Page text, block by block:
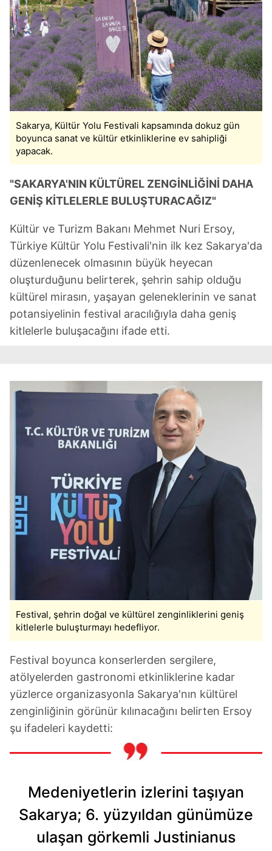
Sakarya, Kültür Yolu Festivali kapsamında dokuz gün
boyunca sanat ve kültür etkinliklerine ev sahipliği
yapacak.
"SAKARYA'NIN KÜLTÜREL ZENGİNLİĞİNİ DAHA
GENİŞ KİTLELERLE BULUŞTURACAĞIZ"
Kültür ve Turizm Bakanı Mehmet Nuri Ersoy,
Türkiye Kültür Yolu Festivali'nin ilk kez Sakarya'da
düzenlenecek olmasının büyük heyecan
oluşturduğunu belirterek, şehrin sahip olduğu
kültürel mirasın, yaşayan geleneklerinin ve sanat
potansiyelinin festival aracılığıyla daha geniş
kitlelerle buluşacağını ifade etti.
Festival, şehrin doğal ve kültürel zenginliklerini geniş
kitlelerle buluşturmayı hedefliyor.
Festival boyunca konserlerden sergilere,
atölyelerden gastronomi etkinliklerine kadar
yüzlerce organizasyonla Sakarya'nın kültürel
zenginliğinin görünür kılınacağını belirten Ersoy
şu ifadeleri kaydetti:
Medeniyetlerin izlerini taşıyan
Sakarya; 6. yüzyıldan günümüze
ulaşan görkemli Justinianus